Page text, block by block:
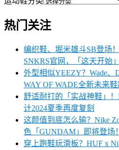
热门关注
编织鞋、堀米雄斗SB登场
SNKRS官网，「这天开始
外型相似YEEZY？Wade、
WAY OF WADE全新未来
舒适耐打的「实战神鞋」！
计2024夏季再度复刻
这颜值到底怎么输？Nike
色「GUNDAM」即将登场！
穿上跑鞋玩滑板？HUF x